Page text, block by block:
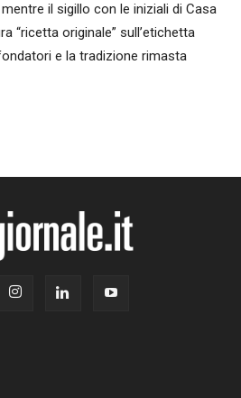
il sigillo con le iniziali di Casa
“ricetta originale” sull’etichetta
e la tradizione rimasta